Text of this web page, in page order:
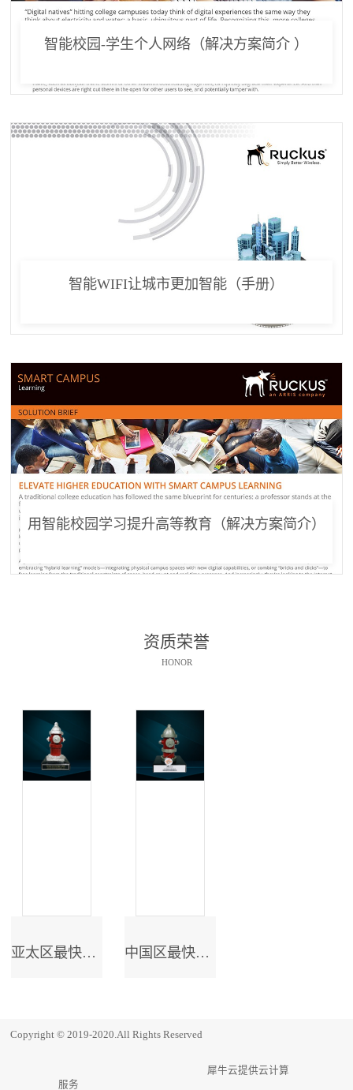
智能校园-学生个人网络（解决方案简介 ）
智能WIFI让城市更加智能（手册）
用智能校园学习提升高等教育（解决方案简介）
资质荣誉
HONOR
亚太区最快成长奖 中国区最快成长奖
Copyright © 2019-2020.All Rights Reserved
犀牛云提供云计算
服务